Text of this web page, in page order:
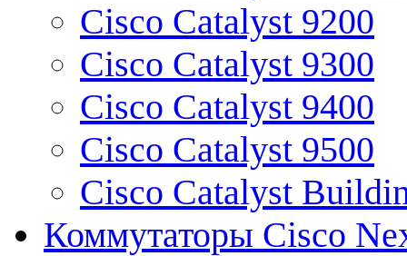
Cisco Catalyst 9200
Cisco Catalyst 9300
Cisco Catalyst 9400
Cisco Catalyst 9500
Cisco Catalyst
Коммутаторы Cisco